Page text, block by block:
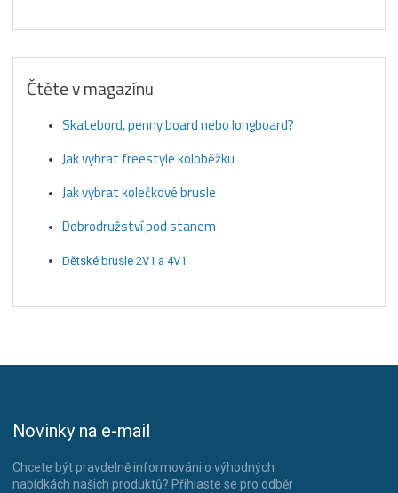
Čtěte v magazínu
Skatebord, penny board nebo longboard?
Jak vybrat freestyle koloběžku
Jak vybrat kolečkové brusle
Dobrodružství pod stanem
Dětské brusle 2V1 a 4V1
Novinky na e-mail
Chcete být pravdelně informováni o výhodných
nabídkách našich produktů? Přihlaste se pro odběr